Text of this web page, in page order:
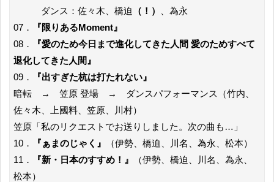
ダンス：佐々木、橋迫
（！）
、為永
07．
『限りあるMoment』
08．
『愛のため今日まで進化してきた人間 愛のためすべて
退化してきた人間』
09．
『出すぎた杭は打たれない』
暗転 → 笠原 登場 → ダンスパフォーマンス（竹内、
佐々木、上國料、笠原、川村）
笠原「私のリクエストでお送りしました。次の曲も…」
10．
『ぁまのじゃく』
（伊勢、橋迫、川名、為永、松本）
11．
『新・日本のすすめ！』
（伊勢、橋迫、川名、為永、
松本）